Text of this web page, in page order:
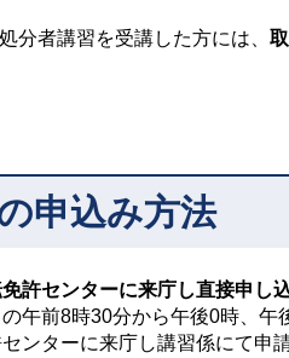
分者講習を受講した方には、
申込み方法
許センターに来庁し直接申し
午前8時30分から午後0時、午
ンターに来庁し講習係にて申